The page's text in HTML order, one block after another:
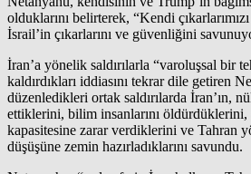
olduklarını belirterek, “Kendi
İsrail’in çıkarlarını ve güvenliğini
İran’a yönelik saldırılarla “varoluşsal bir
kaldırdıkları iddiasını tekrar dile getiren
düzenledikleri ortak saldırılarda İran’ın,
ettiklerini, bilim insanlarını
kapasitesine zarar verdiklerini ve Tahran
düşüşüne zemin hazırladıklarını savundu.